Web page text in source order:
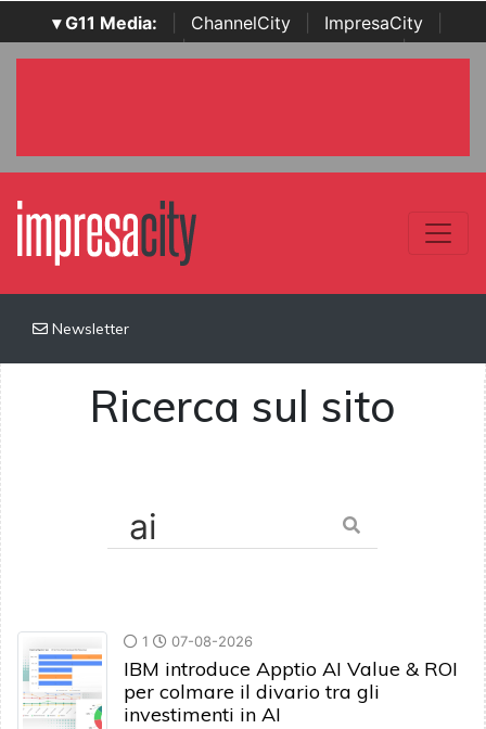
▾ G11 Media: ChannelCity ImpresaCity
SecurityOpenLab | Italian Channel Awards | Italian
Newsletter
Ricerca sul sito
1 07-08-2026
IBM introduce Apptio AI Value & ROI
per colmare il divario tra gli
investimenti in AI